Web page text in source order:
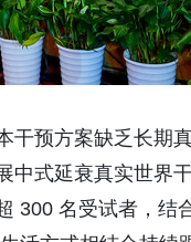
干预方案缺乏长期
中式延衰真实世界
300 名受试者，